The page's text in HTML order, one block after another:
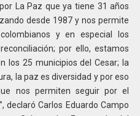
La Paz que ya tiene 31 años
desde 1987 y nos permite
y en especial los
por ello, estamos
los 25 municipios del Cesar; la
la paz es diversidad y por eso
nos permiten seguir por el
declaró Carlos Eduardo Campo